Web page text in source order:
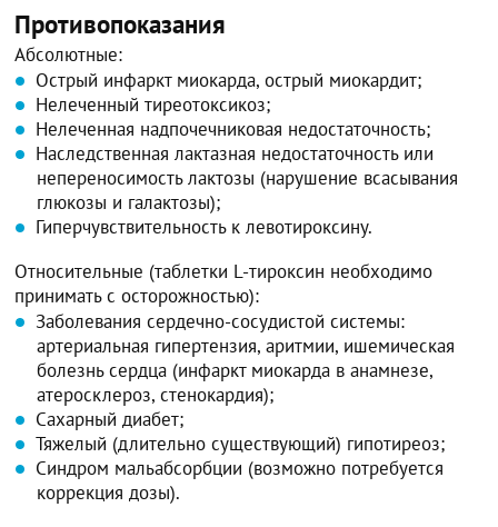
Противопоказания
Абсолютные:
Острый инфаркт миокарда, острый миокардит;
Нелеченный тиреотоксикоз;
Нелеченная надпочечниковая недостаточность;
Наследственная лактазная недостаточность или
непереносимость лактозы (нарушение всасывания
глюкозы и галактозы);
Гиперчувствительность к левотироксину.
Относительные (таблетки L-тироксин необходимо
принимать с осторожностью):
Заболевания сердечно-сосудистой системы:
артериальная гипертензия, аритмии, ишемическая
болезнь сердца (инфаркт миокарда в анамнезе,
атеросклероз, стенокардия);
Сахарный диабет;
Тяжелый (длительно существующий) гипотиреоз;
Синдром мальабсорбции (возможно потребуется
коррекция дозы).